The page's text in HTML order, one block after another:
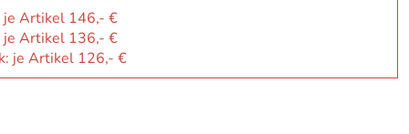
je Artikel 146,- €
je Artikel 136,- €
je Artikel 126,- €